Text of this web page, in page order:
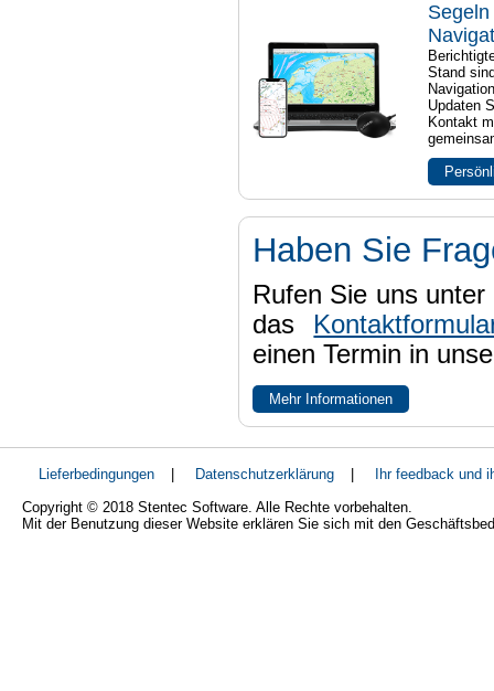
Stand
Updaten
Kontakt
Haben Sie
Rufen Sie uns
das
einen Termin in
Mehr Informationen
Lieferbedingungen | Datenschutzerklärung |
Ihr feedback und
Copyright © 2018 Stentec Software. Alle Rechte vorbehalten.
Mit der Benutzung dieser Website erklären Sie sich mit den